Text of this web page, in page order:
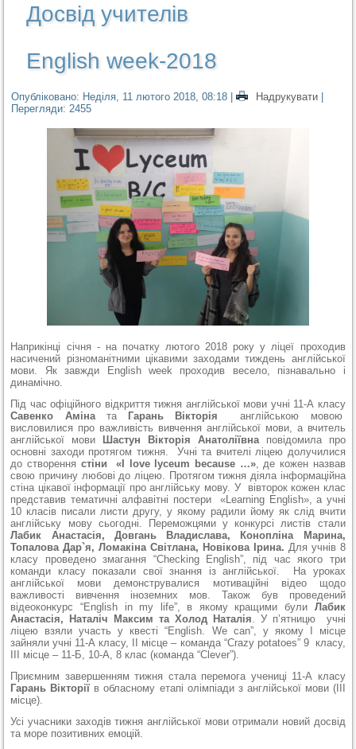
Досвід учителів
English week-2018
Опубліковано: Неділя, 11 лютого 2018, 08:18 | Надрукувати
Перегляди: 2455
Наприкінці січня - на початку лютого 2018 року у ліцеї проходив
насичений різноманітними цікавими заходами тиждень англійської
мови. Як завжди English week проходив весело, пізнавально і
динамічно.
Під час офіційного відкриття тижня англійської мови учні 11-А класу
Савенко Аміната Гарань Вікторія англійською мовою
висловилися про важливість вивчення англійської мови, а вчитель
англійської мови
Шастун Вікторія Анатоліївнаповідомила про
основні заходи протягом тижня. Учні та вчителі ліцею долучилися
до створення стіни «I love lyceum because …», де кожен назвав
свою причину любові до ліцею. Протягом тижня діяла інформаційна
стіна цікавої інформації про англійську мову. У вівторок кожен клас
представив тематичні алфавітні постери «Learning English», а учні
10 класів писали листи другу, у якому радили йому як слід вчити
англійську мову сьогодні. Переможцями у конкурсі листів стали
Лабик Анастасія, Довгань Владислава, Конопліна Марина,
Топалова Дар`я, Ломакіна Світлана, Новікова Ірина. Для учнів 8
класу проведено змагання “Checking English”, під час якого три
команди класу показали свої знання із англійської. На уроках
англійської мови демонструвалися мотиваційні відео щодо
важливості вивчення іноземних мов. Також був проведений
відеоконкурс “English in my life”, в якому кращими були Лабик
Анастасія, Наталіч Максим та Холод Наталія . У п’ятницю учні
ліцею взяли участь у квесті “English. We can”, у якому І місце
зайняли учні 11-А класу, ІІ місце – команда “Crazy potatoes” 9 класу,
ІІІ місце – 11-Б, 10-А, 8 клас (команда “Clever”).
Приємним завершенням тижня стала перемога учениці 11-А класу
Гарань Вікторії в обласному етапі олімпіади з англійської мови (ІІІ
місце).
Усі учасники заходів тижня англійської мови отримали новий досвід
та море позитивних емоцій.